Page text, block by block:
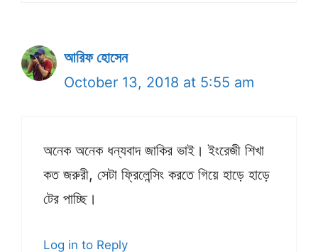
আরিফ হোসেন
October 13, 2018 at 5:55 am
অনেক অনেক ধন্যবাদ জাকির ভাই। ইংরেজী শিখা
কত জরুরী, সেটা ফ্রিলেন্সিং করতে গিয়ে হাড়ে হাড়ে
টের পাচ্ছি।
Log in to Reply